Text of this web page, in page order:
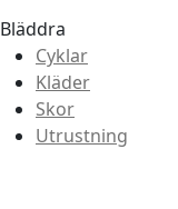
Bläddra
Cyklar
Kläder
Skor
Utrustning